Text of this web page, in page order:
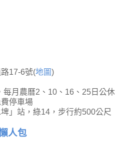
17-6號(地圖)
每月農曆2、10、16、25日公休
停車場
」站，綠14，步行約500公尺
人包